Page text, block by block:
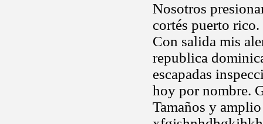
Nosotros
cortés puerto
Con salida mis
republica
escapadas
hoy por nombre.
Tamaños y amplio